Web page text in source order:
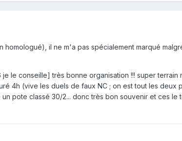
il ne m'a pas spécialement marqué
le conseille] très bonne organisation !!! super terrain
4h (vive les duels de faux NC ; on est tout les
pote classé 30/2... donc très bon souvenir et ces le